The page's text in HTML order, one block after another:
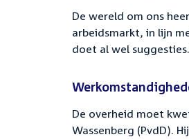
De wereld om ons
arbeidsmarkt, in lijn
doet al wel suggesties.
De overheid moet
Wassenberg (PvdD).